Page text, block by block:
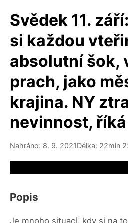
Svědek 11.
si každou
absolutní šok,
prach, jako
krajina. NY
nevinnost,
Nahráno: 8. 9. 2021Délka: 22min
Popis
Je mnoho situací, kdy si na